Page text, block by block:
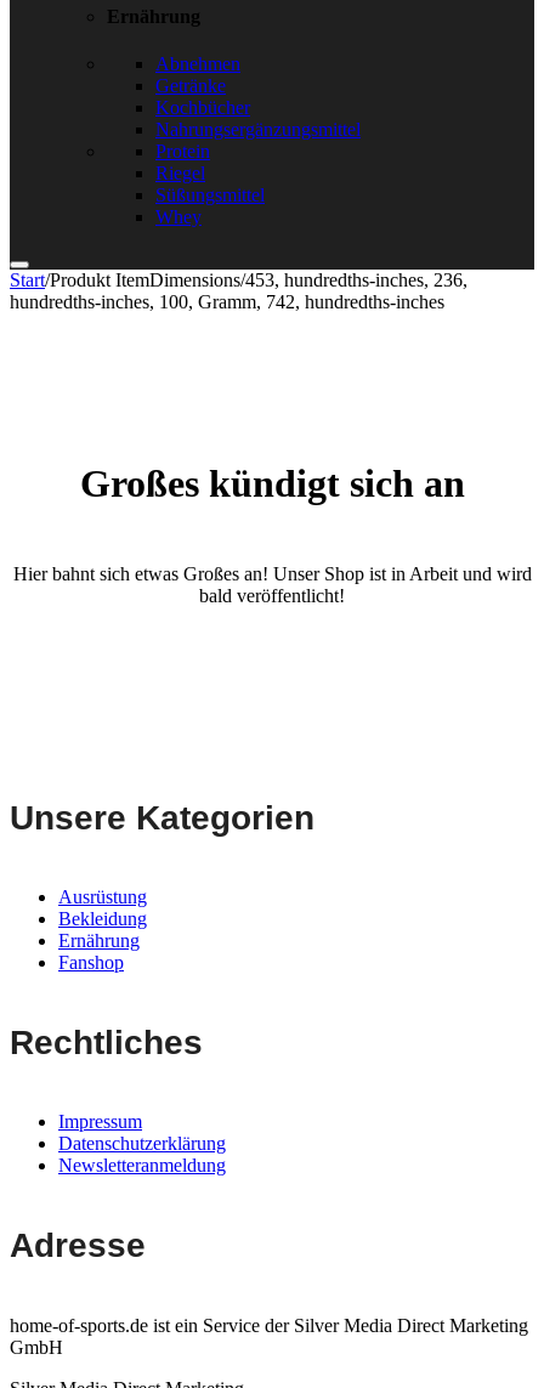
Ernährung
Abnehmen
Getränke
Kochbücher
Nahrungsergänzungsmittel
Protein
Riegel
Süßungsmittel
Whey
Start/Produkt ItemDimensions/453, hundredths-inches, 236,
hundredths-inches, 100, Gramm, 742, hundredths-inches
Großes kündigt sich an
Hier bahnt sich etwas Großes an! Unser Shop ist in Arbeit und wird
bald veröffentlicht!
Unsere Kategorien
Ausrüstung
Bekleidung
Ernährung
Fanshop
Rechtliches
Impressum
Datenschutzerklärung
Newsletteranmeldung
Adresse
home-of-sports.de ist ein Service der Silver Media Direct Marketing
GmbH